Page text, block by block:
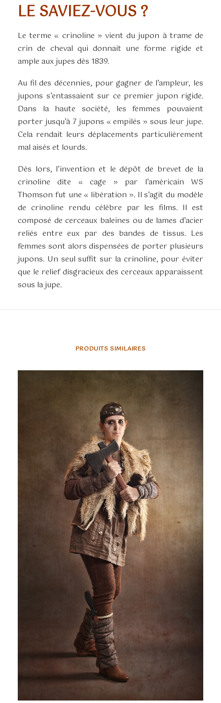
LE SAVIEZ-VOUS ?
Le terme « crinoline » vient du jupon à trame de
crin de cheval qui donnait une forme rigide et
ample aux jupes dès 1839.
Au fil des décennies, pour gagner de l’ampleur, les
jupons s’entassaient sur ce premier jupon rigide.
Dans la haute société, les femmes pouvaient
porter jusqu’à 7 jupons « empilés » sous leur jupe.
Cela rendait leurs déplacements particulièrement
mal aisés et lourds.
Dès lors, l’invention et le dépôt de brevet de la
crinoline dite « cage » par l’américain WS
Thomson fut une « libération ». Il s’agit du modèle
de crinoline rendu célèbre par les films. Il est
composé de cerceaux baleines ou de lames d’acier
reliés entre eux par des bandes de tissus. Les
femmes sont alors dispensées de porter plusieurs
jupons. Un seul suffit sur la crinoline, pour éviter
que le relief disgracieux des cerceaux apparaissent
sous la jupe.
PRODUITS SIMILAIRES